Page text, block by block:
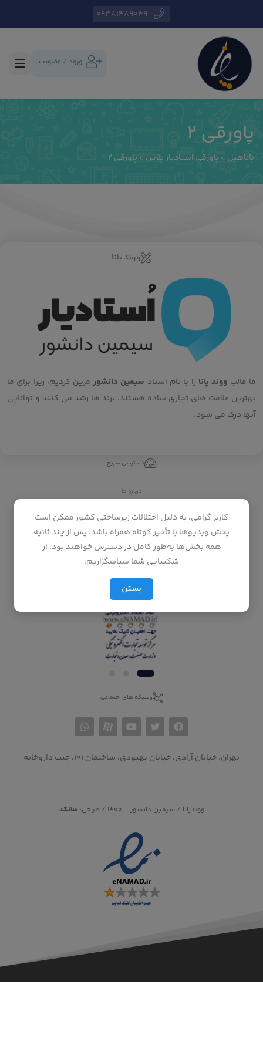
09381489049
ورود / عضویت
پاورقی 2
پاناهیل > پاورقی استادیار پلاس > پاورقی 2
کاربر گرامی، به دلیل اختلالات زیرساختی کشور ممکن است
پخش ویدیوها با تأخیر کوتاه همراه باشد. پس از چند ثانیه
همه بخش‌ها به‌طور کامل در دسترس خواهند بود. از
شکیبایی شما سپاسگزاریم.
بستن
ووند پانا
ما قالب ووند پانا را با نام استاد سیمین دانشور مزین کردیم، زیرا برای ما
بهترین علامت های تجاری ساده هستند. برند ها رشد می کنند و توانایی
آنها درک می شود.
دسترسی سریع
درباره ما
رهگیری خرید
شبکه های اجتماعی
تهران، خیابان آزادی، خیابان بهبودی، ساختمان 101، جنب داروخانه
ووندپانا / سیمین دانشور – ۱۴۰۰ / طراحی: سانکد